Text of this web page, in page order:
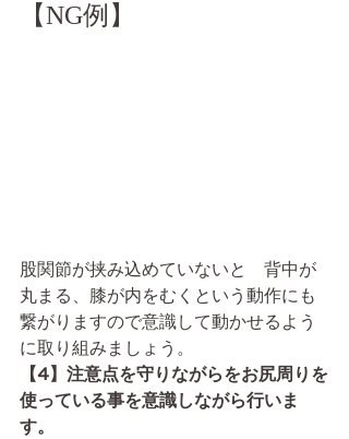
【NG例】
股関節が挟み込めていないと　背中が
丸まる、膝が内をむくという動作にも
繋がりますので意識して動かせるよう
に取り組みましょう。
【4】注意点を守りながらをお尻周りを
使っている事を意識しながら行いま
す。